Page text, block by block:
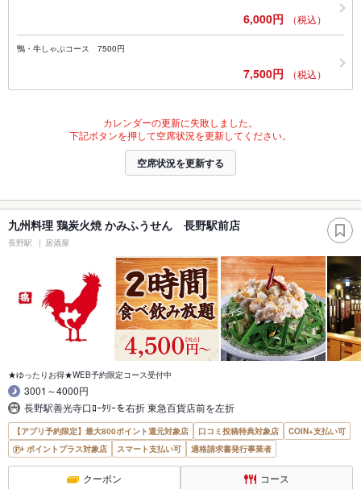
6,000円 （税込）
鴨・牛しゃぶコース 7500円
7,500円 （税込）
カレンダーの更新に失敗しました。
下記ボタンを押して空席状況を更新してください。
空席状況を更新する
九州料理 鶏炭火焼 かみふうせん 長野駅前店
長野駅 居酒屋
★ゆったりお得★WEB予約限定コース受付中
3001～4000円
長野駅善光寺口ﾛｰﾀﾘｰを右折 東急百貨店前を左折
【アプリ予約限定】最大800ポイント還元対象店 口コミ投稿特典対象店
COIN+支払い可
ポイントプラス対象店
スマート支払い可 適格請求書発行事業者
クーポン コース